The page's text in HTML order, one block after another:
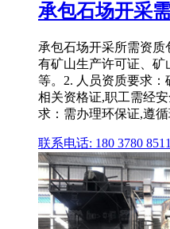
承包石场开采
承包石场开采所需资
有矿山生产许可证、矿
等。2. 人员资质要求
相关资格证,职工需经
求：需办理环保证,遵
联系电话: 180 3780 8511